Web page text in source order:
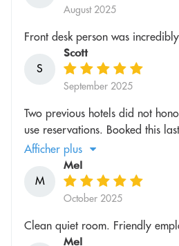
August 2025
Front desk person was
S
Scott
September 2025
Two previous hotels did not
use reservations. Booked this
Afficher plus
M
Mel
October 2025
Clean quiet room. Friendly
Mel